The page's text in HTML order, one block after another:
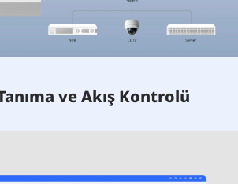
ve Akış Kontrolü